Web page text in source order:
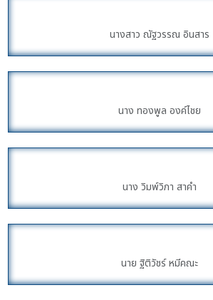
นางสาว ณัฐวรรณ อินสาร
นาง ทองพูล องค์ไชย
นาง วิมพ์วิภา สาคำ
นาย ฐิติวัชร์ หมีคณะ